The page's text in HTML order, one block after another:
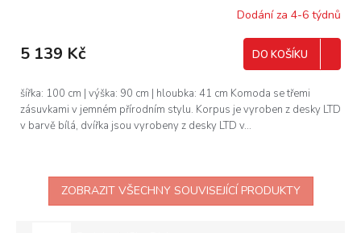
Dodání za 4-6 týdnů
5 139 Kč DO KOŠÍKU
šířka: 100 cm | výška: 90 cm | hloubka: 41 cm Komoda se třemi
zásuvkami v jemném přírodním stylu. Korpus je vyroben z desky LTD
v barvě bílá, dvířka jsou vyrobeny z desky LTD v...
ZOBRAZIT VŠECHNY SOUVISEJÍCÍ PRODUKTY